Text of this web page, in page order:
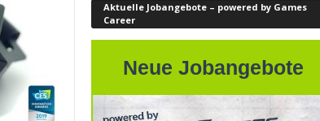
Aktuelle Jobangebote – powered by Games
Career